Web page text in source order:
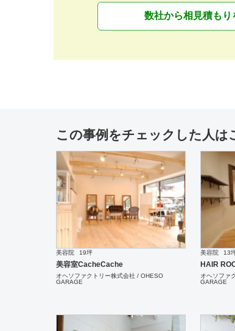
数社から相見積もり
この事例をチェックした人
美容院 19坪
美容室CacheCache
オヘソファクトリー株式会社 / OHESO
GARAGE
美容院 13
HAIR
オヘソファ
GARAGE